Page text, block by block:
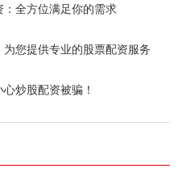
全方位满足你的需求
您提供专业的股票配资服务
炒股配资被骗！